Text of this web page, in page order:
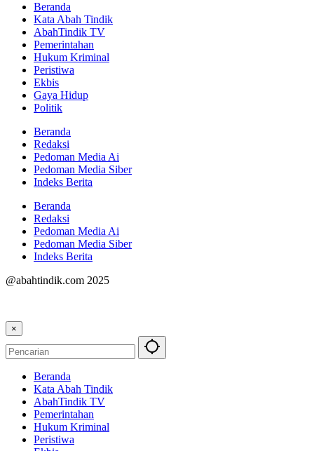
Beranda
Kata Abah Tindik
AbahTindik TV
Pemerintahan
Hukum Kriminal
Peristiwa
Ekbis
Gaya Hidup
Politik
Beranda
Redaksi
Pedoman Media Ai
Pedoman Media Siber
Indeks Berita
Beranda
Redaksi
Pedoman Media Ai
Pedoman Media Siber
Indeks Berita
@abahtindik.com 2025
×
Beranda
Kata Abah Tindik
AbahTindik TV
Pemerintahan
Hukum Kriminal
Peristiwa